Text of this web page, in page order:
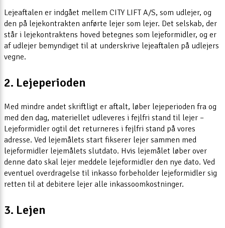
Lejeaftalen er indgået mellem CITY LIFT A/S, som udlejer, og
den på lejekontrakten anførte lejer som lejer. Det selskab, der
står i lejekontraktens hoved betegnes som lejeformidler, og er
af udlejer bemyndiget til at underskrive lejeaftalen på udlejers
vegne.
2. Lejeperioden
Med mindre andet skriftligt er aftalt, løber lejeperioden fra og
med den dag, materiellet udleveres i fejlfri stand til lejer –
Lejeformidler ogtil det returneres i fejlfri stand på vores
adresse. Ved lejemålets start fikserer lejer sammen med
lejeformidler lejemålets slutdato. Hvis lejemålet løber over
denne dato skal lejer meddele lejeformidler den nye dato. Ved
eventuel overdragelse til inkasso forbeholder lejeformidler sig
retten til at debitere lejer alle inkassoomkostninger.
3. Lejen